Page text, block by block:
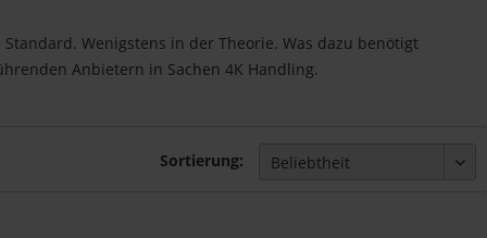
Wenigstens in der Theorie. Was dazu benötigt
Anbietern in Sachen 4K Handling.
Sortierung: